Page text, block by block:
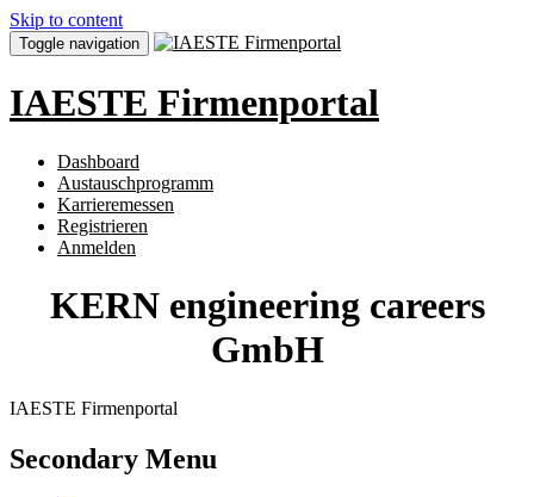
Skip to content
Toggle navigation
IAESTE Firmenportal
Dashboard
Austauschprogramm
Karrieremessen
Registrieren
Anmelden
KERN engineering careers
GmbH
IAESTE Firmenportal
Secondary Menu